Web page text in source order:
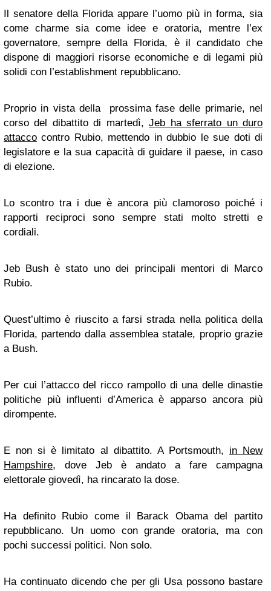
Il senatore della Florida appare l’uomo più in forma, sia
come charme sia come idee e oratoria, mentre l’ex
governatore, sempre della Florida, è il candidato che
dispone di maggiori risorse economiche e di legami più
solidi con l’establishment repubblicano.
Proprio in vista della prossima fase delle primarie, nel
corso del dibattito di martedì,Jeb ha sferrato un duro
attacco contro Rubio, mettendo in dubbio le sue doti di
legislatore e la sua capacità di guidare il paese, in caso
di elezione.
Lo scontro tra i due è ancora più clamoroso poiché i
rapporti reciproci sono sempre stati molto stretti e
cordiali.
Jeb Bush è stato uno dei principali mentori di Marco
Rubio.
Quest’ultimo è riuscito a farsi strada nella politica della
Florida, partendo dalla assemblea statale, proprio grazie
a Bush.
Per cui l’attacco del ricco rampollo di una delle dinastie
politiche più influenti d’America è apparso ancora più
dirompente.
E non si è limitato al dibattito. A Portsmouth, in New
Hampshire, dove Jeb è andato a fare campagna
elettorale giovedì, ha rincarato la dose.
Ha definito Rubio come il Barack Obama del partito
repubblicano. Un uomo con grande oratoria, ma con
pochi successi politici. Non solo.
Ha continuato dicendo che per gli Usa possono bastare